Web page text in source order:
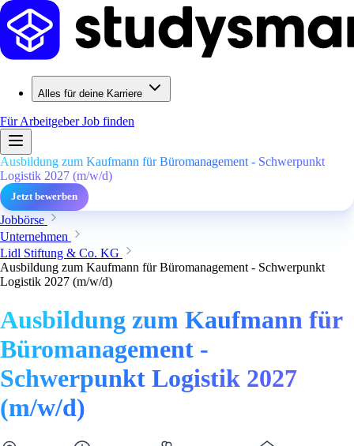
Alles für deine Karriere
Für ArbeitgeberJob finden
Ausbildung zum Kaufmann für Büromanagement - Schwerpunkt
Logistik 2027 (m/w/d)
Jetzt bewerben
Jobbörse
Unternehmen
Lidl Stiftung & Co. KG
Ausbildung zum Kaufmann für Büromanagement - Schwerpunkt
Logistik 2027 (m/w/d)
Ausbildung zum Kaufmann für
Büromanagement -
Schwerpunkt Logistik 2027
(m/w/d)